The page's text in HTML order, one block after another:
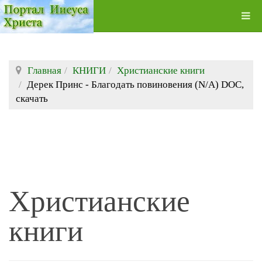
Главная КНИГИ
Христианские книги
Дерек Принс - Благодать повиновения (N/A) DOC,
скачать
Христианские
книги